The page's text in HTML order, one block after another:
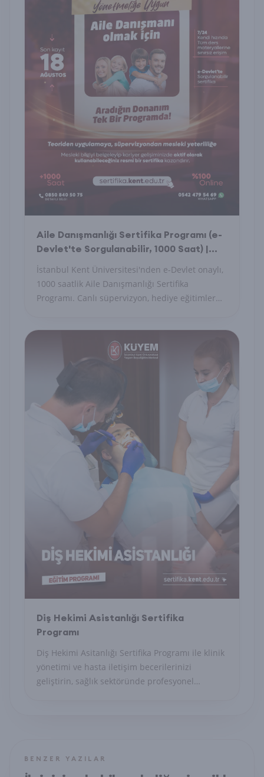
Aile Danışmanlığı Sertifika Programı (e-
Devlet'te Sorgulanabilir, 1000 Saat) |
İstanbul Kent Üniversitesi
İstanbul Kent Üniversitesi'nden e-Devlet onaylı,
1000 saatlik Aile Danışmanlığı Sertifika
Programı. Canlı süpervizyon, hediye eğitimler
Diş Hekimi Asistanlığı Sertifika
Programı
Diş Hekimi Asitanlığı Sertifika Programı ile klinik
yönetimi ve hasta iletişim becerilerinizi
geliştirin, sağlık sektöründe profesyonel
BENZER YAZILAR